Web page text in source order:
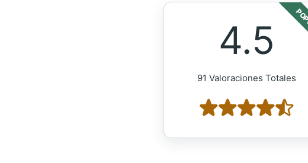
4.5
91 Valoraciones Totales